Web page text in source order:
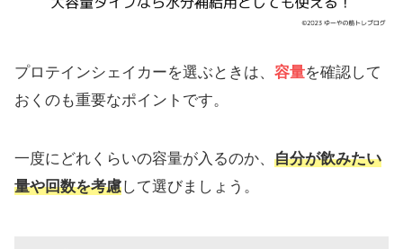
プロテインシェイカーを選ぶときは、 容量を確認して
おくのも重要なポイントです。
一度にどれくらいの容量が入るのか、 自分が飲みたい
量や回数を考慮して選びましょう。